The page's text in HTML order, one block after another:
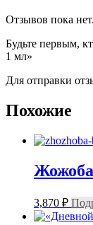
Отзывов пока нет.
Будьте первым,
1 мл»
Для отправки
Похожие
Жожоба
3,870 ₽